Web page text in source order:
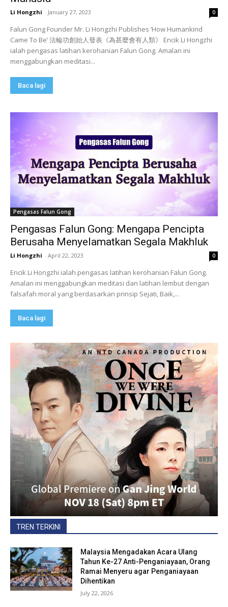
Li Hongzhi - January 27, 2023 0
Falun Gong Founder Mr. Li Hongzhi Publishes ‘How Humankind
Came To Be’ 法輪功創始人發表《為甚麼會有人類》 Encik Li Hongzhi
ialah pengasas latihan kerohanian Falun Gong. Amalan ini
menggabungkan meditasi...
Baca lagi
Pengasas Falun Gong
Pengasas Falun Gong: Mengapa Pencipta
Berusaha Menyelamatkan Segala Makhluk
Li Hongzhi - April 22, 2023 0
Encik Li Hongzhi ialah pengasas latihan kerohanian Falun Gong.
Amalan ini menggabungkan meditasi dan latihan lembut dengan
falsafah moral yang berdasarkan prinsip Sejati, Baik,...
Baca lagi
TREN TERKINI
Malaysia Mengadakan Acara Ulang
Tahun Ke-27 Anti-Penganiayaan, Orang
Ramai Menyeru agar Penganiayaan
Dihentikan
July 22, 2026